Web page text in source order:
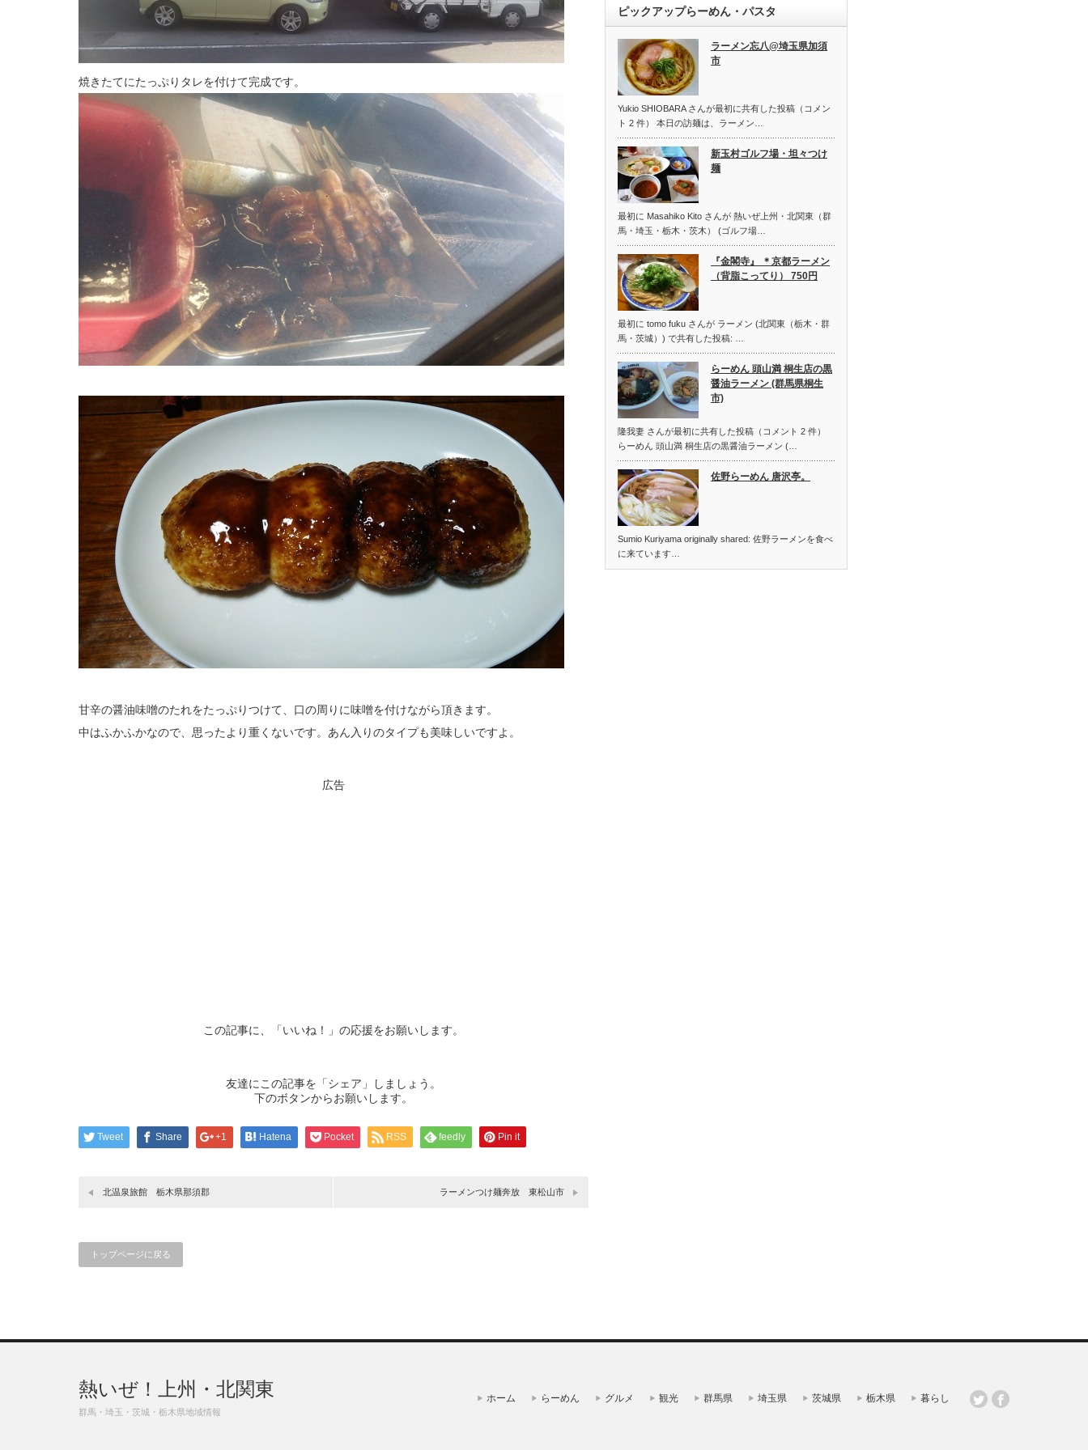
焼きたてにたっぷりタレを付けて完成です。
甘辛の醤油味噌のたれをたっぷりつけて、口の周りに味噌を付けながら頂きます。
中はふかふかなので、思ったより重くないです。あん入りのタイプも美味しいですよ。
広告
この記事に、「いいね！」の応援をお願いします。
友達にこの記事を「シェア」しましょう。
下のボタンからお願いします。
Tweet Share +1 Hatena Pocket RSS feedly Pin it
北温泉旅館 栃木県那須郡 ラーメンつけ麺奔放 東松山市
トップページに戻る
ピックアップらーめん・パスタ
ラーメン忘八@埼玉県加須
市
Yukio SHIOBARA さんが最初に共有した投稿（コメン
ト 2 件） 本日の訪麺は、ラーメン…
新玉村ゴルフ場・坦々つけ
麺
最初に Masahiko Kito さんが 熱いぜ上州・北関東（群
馬・埼玉・栃木・茨木） (ゴルフ場…
『金閣寺』 ＊京都ラーメン
（背脂こってり） 750円
最初に tomo fuku さんが ラーメン (北関東（栃木・群
馬・茨城）) で共有した投稿: …
らーめん 頭山満 桐生店の黒
醤油ラーメン (群馬県桐生
市)
隆我妻 さんが最初に共有した投稿（コメント 2 件）
らーめん 頭山満 桐生店の黒醤油ラーメン (…
佐野らーめん 唐沢亭。
Sumio Kuriyama originally shared: 佐野ラーメンを食べ
に来ています…
熱いぜ！上州・北関東
群馬・埼玉・茨城・栃木県地域情報
ホーム らーめん グルメ 観光 群馬県 埼玉県 茨城県 栃木県 暮らし